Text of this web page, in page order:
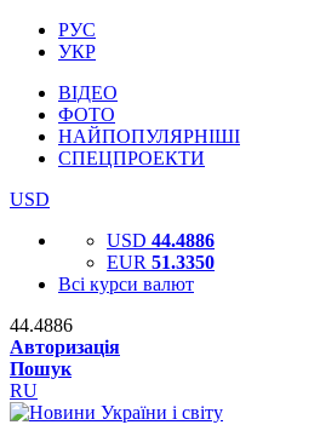
РУС
УКР
ВІДЕО
ФОТО
НАЙПОПУЛЯРНІШІ
СПЕЦПРОЕКТИ
USD
USD 44.4886
EUR 51.3350
Всі курси валют
44.4886
Авторизація
Пошук
RU